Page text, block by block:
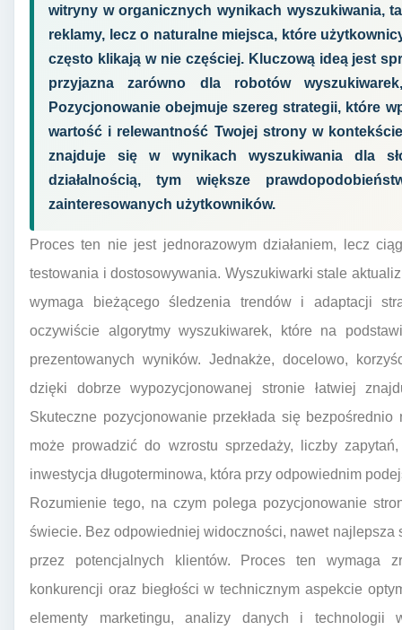
witryny w organicznych wynikach wyszukiwania,
reklamy, lecz o naturalne miejsca, które
często klikają w nie częściej. Kluczową ideą jest
przyjazna zarówno dla robotów
Pozycjonowanie obejmuje szereg strategii, które
wartość i relewantność Twojej strony w
znajduje się w wynikach wyszukiwania dla
działalnością, tym większe
zainteresowanych użytkowników.
Proces ten nie jest jednorazowym działaniem, lecz
testowania i dostosowywania. Wyszukiwarki stale
wymaga bieżącego śledzenia trendów i adaptacji
oczywiście algorytmy wyszukiwarek, które na
prezentowanych wyników. Jednakże, docelowo,
dzięki dobrze wypozycjonowanej stronie łatwiej
Skuteczne pozycjonowanie przekłada się
może prowadzić do wzrostu sprzedaży, liczby
inwestycja długoterminowa, która przy odpowiednim
Rozumienie tego, na czym polega pozycjonowanie
świecie. Bez odpowiedniej widoczności, nawet
przez potencjalnych klientów. Proces ten wymaga
konkurencji oraz biegłości w technicznym aspekcie
elementy marketingu, analizy danych i technologii